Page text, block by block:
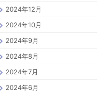
2024年12月
2024年10月
2024年9月
2024年8月
2024年7月
2024年6月